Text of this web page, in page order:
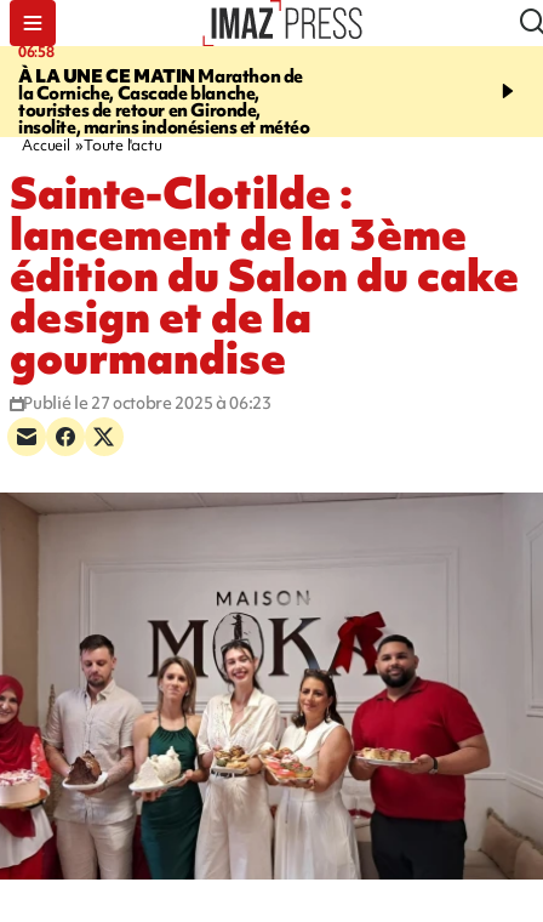
06:58
À LA UNE CE MATIN Marathon de
la Corniche, Cascade blanche,
touristes de retour en Gironde,
insolite, marins indonésiens et météo
09:14
touristes au Porge,
Accueil Toute l'actu
Sainte-Clotilde :
lancement de la 3ème
édition du Salon du cake
design et de la
gourmandise
Publié le 27 octobre 2025 à 06:23